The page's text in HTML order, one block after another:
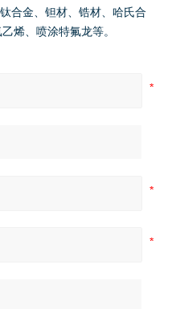
合金、钽材、锆材、哈氏合
烯、喷涂特氟龙等。